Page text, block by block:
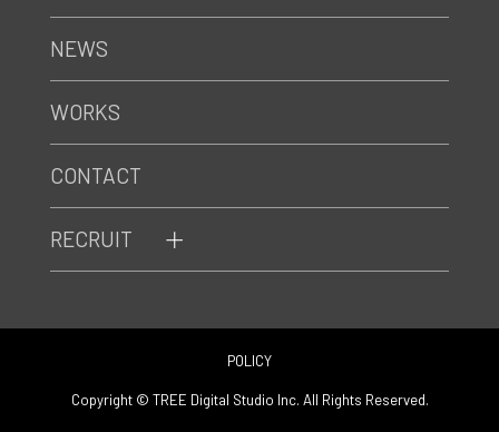
RECRUIT
NEWS
WORKS
CONTACT
POLICY
Copyright © TREE Digital Studio Inc. All Rights Reserved.